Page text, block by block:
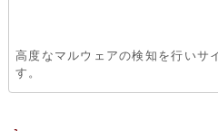
高度なマルウェアの検知を行いサ
す。